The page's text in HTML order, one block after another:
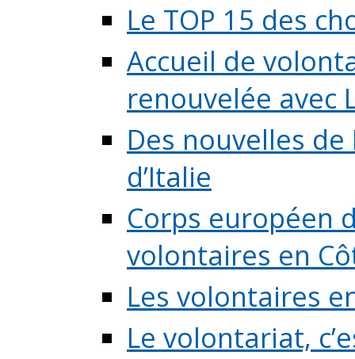
Le TOP 15 des
Accueil de
renouvelée avec
Des nouvelles
d’Italie
Corps européen
volontaires en
Les volontaires
Le volontariat,